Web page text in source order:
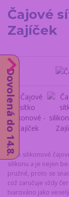
Čajové
Zajíček
Toto silikonové
silikonu a je nejen
pružné, proto se
což zaručuje vždy
tvarováno jako
Dovolená do 14.8.